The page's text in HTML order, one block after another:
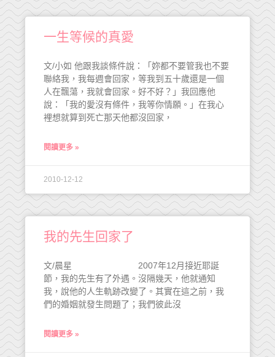
一生等候的真愛
文/小如 他跟我談條件說：「妳都不要管我也不要
聯絡我，我每週會回家，等我到五十歲還是一個
人在飄蕩，我就會回家。好不好？」我回應他
說：「我的愛沒有條件，我等你情願。」在我心
裡想就算到死亡那天他都沒回家，
閱讀更多 »
2010-12-12
我的先生回家了
文/晨星 2007年12月接近耶誕
節，我的先生有了外遇。沒隔幾天，他就通知
我，說他的人生軌跡改變了。其實在這之前，我
們的婚姻就發生問題了；我們彼此沒
閱讀更多 »